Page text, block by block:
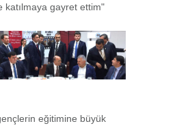
katılmaya gayret ettim"
eğitimine büyük